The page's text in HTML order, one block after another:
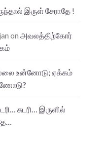
இருள் சேராதே !
on அவலத்திற்கோர்
உன்னோடு; ஏக்கம்
சுடரி… இருளில்